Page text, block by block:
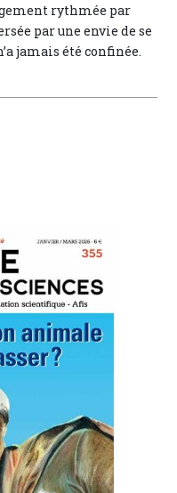
rythmée par
par une envie de se
jamais été confinée.